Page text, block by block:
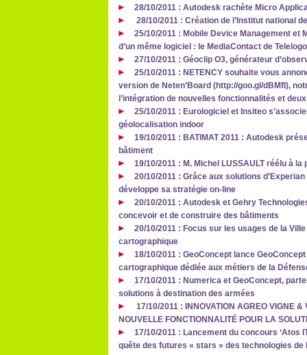
28/10/2011 : Autodesk rachète Micro
28/10/2011 : Création de l’Institut national
25/10/2011 : Mobile Device Management
d’un même logiciel : le MediaContact de
27/10/2011 : Géoclip O3, générateur
25/10/2011 : NETENCY souhaite vous
version de Neten’Board (http://goo.gl/dBMfI),
l’intégration de nouvelles fonctionnalités et
25/10/2011 : Eurologiciel et Insiteo
géolocalisation indoor
19/10/2011 : BATIMAT 2011 : Autodesk
bâtiment
19/10/2011 : M. Michel LUSSAULT réélu à
20/10/2011 : Grâce aux solutions
développe sa stratégie on-line
20/10/2011 : Autodesk et Gehry
concevoir et de construire des bâtiments
20/10/2011 : Focus sur les usages de la
cartographique
18/10/2011 : GeoConcept lance
cartographique dédiée aux métiers de la
17/10/2011 : Numerica et GeoConcept,
solutions à destination des armées
17/10/2011 : INNOVATION AGREO VIGNE
NOUVELLE FONCTIONNALITÉ POUR LA
17/10/2011 : Lancement du concours ‘Atos
quête des futures « stars » des technologies de